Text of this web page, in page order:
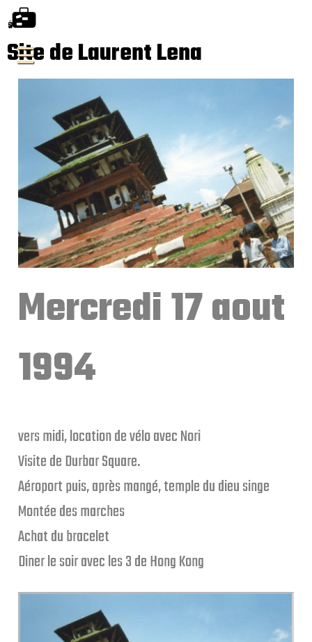
Site de Laurent Lena
Mercredi 17 aout
1994
vers midi, location de vélo avec Nori
Visite de Durbar Square.
Aéroport puis, après mangé, temple du dieu singe
Montée des marches
Achat du bracelet
Diner le soir avec les 3 de Hong Kong